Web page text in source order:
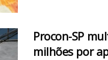
Procon-SP
milhões por